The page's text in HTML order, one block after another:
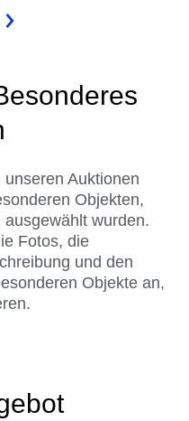
Auktionen
Objekten,
wurden.
Fotos, die
und den
Objekte an,